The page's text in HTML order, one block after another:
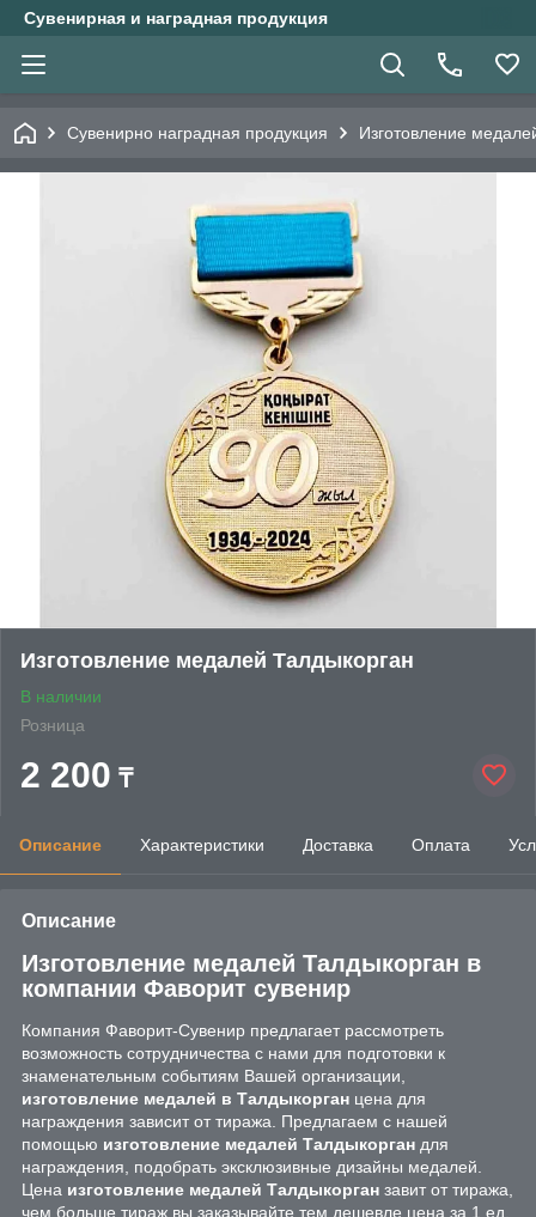
Сувенирная и наградная продукция
Сувенирно наградная продукция Изготовление
Изготовление медалей Талдыкорган
В наличии
Розница
2 200 ₸
Описание Характеристики Доставка Оплата
Описание
Изготовление медалей Талдыкорган в
компании Фаворит сувенир
Компания Фаворит-Сувенир предлагает рассмотреть
возможность сотрудничества с нами для подготовки к
знаменательным событиям Вашей организации,
изготовление медалей в Талдыкорган цена для
награждения зависит от тиража. Предлагаем с нашей
помощью изготовление медалей Талдыкорган для
награждения, подобрать эксклюзивные дизайны медалей.
Цена изготовление медалей Талдыкорган завит от тиража,
чем больше тираж вы заказывайте тем дешевле цена за 1 ед.